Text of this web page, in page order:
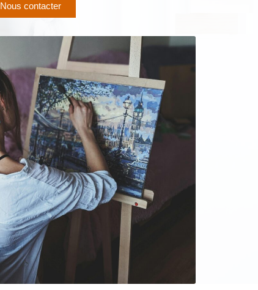
Nous contacter